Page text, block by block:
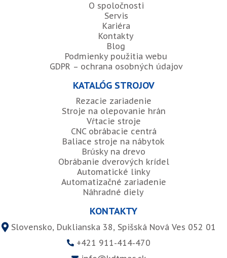
O spoločnosti
Servis
Kariéra
Kontakty
Blog
Podmienky použitia webu
GDPR – ochrana osobných údajov
KATALÓG STROJOV
Rezacie zariadenie
Stroje na olepovanie hrán
Vŕtacie stroje
CNC obrábacie centrá
Baliace stroje na nábytok
Brúsky na drevo
Obrábanie dverových krídel
Automatické linky
Automatizačné zariadenie
Náhradné diely
KONTAKTY
Slovensko, Duklianska 38, Spišská Nová Ves 052 01
+421 911-414-470